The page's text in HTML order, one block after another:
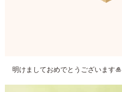
明けましておめでとうございます🎍